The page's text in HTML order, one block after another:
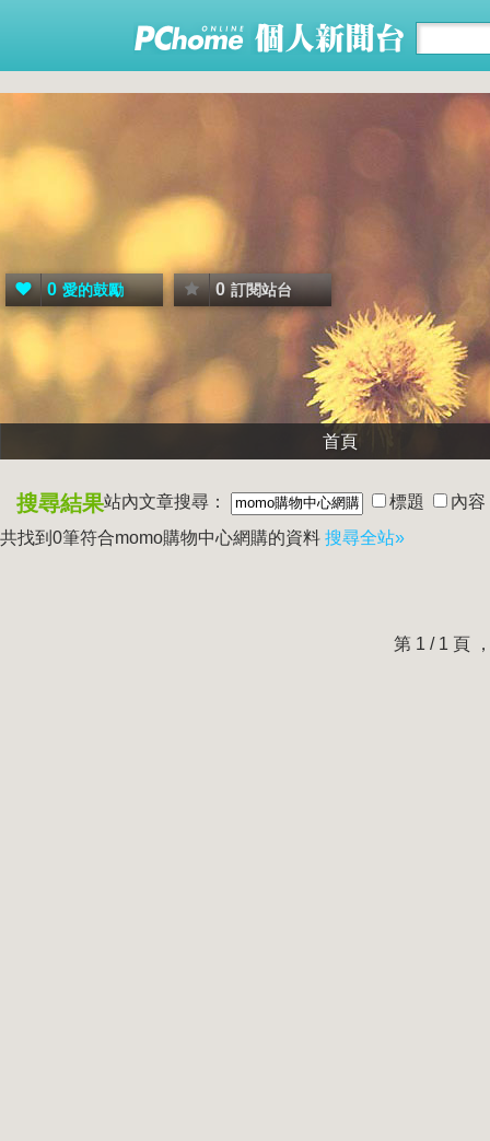
0 愛的鼓勵 0 訂閱站台
首頁
搜尋結果站內文章搜尋： 標題
內容
共找到0筆符合momo購物中心網購的資料 搜尋全站»
第 1 / 1